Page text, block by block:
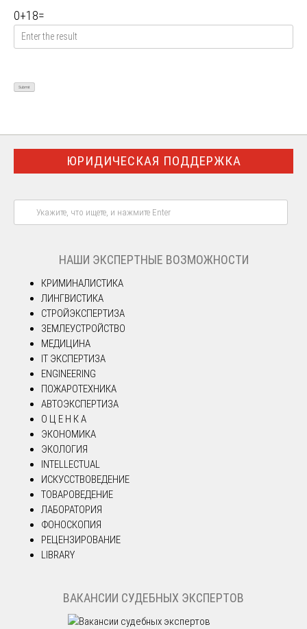
0+18=
ЮРИДИЧЕСКАЯ ПОДДЕРЖКА
НАШИ ЭКСПЕРТНЫЕ ВОЗМОЖНОСТИ
КРИМИНАЛИСТИКА
ЛИНГВИСТИКА
СТРОЙЭКСПЕРТИЗА
ЗЕМЛЕУСТРОЙСТВО
МЕДИЦИНА
IT ЭКСПЕРТИЗА
ENGINEERING
ПОЖАРОТЕХНИКА
АВТОЭКСПЕРТИЗА
О Ц Е Н К А
ЭКОНОМИКА
ЭКОЛОГИЯ
INTELLECTUAL
ИСКУССТВОВЕДЕНИЕ
ТОВАРОВЕДЕНИЕ
ЛАБОРАТОРИЯ
ФОНОСКОПИЯ
РЕЦЕНЗИРОВАНИЕ
LIBRARY
ВАКАНСИИ СУДЕБНЫХ ЭКСПЕРТОВ